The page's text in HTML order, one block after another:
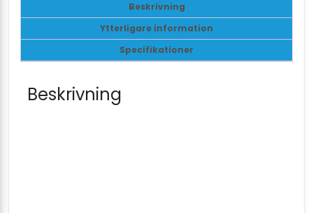
Beskrivning
Ytterligare information
Specifikationer
Beskrivning